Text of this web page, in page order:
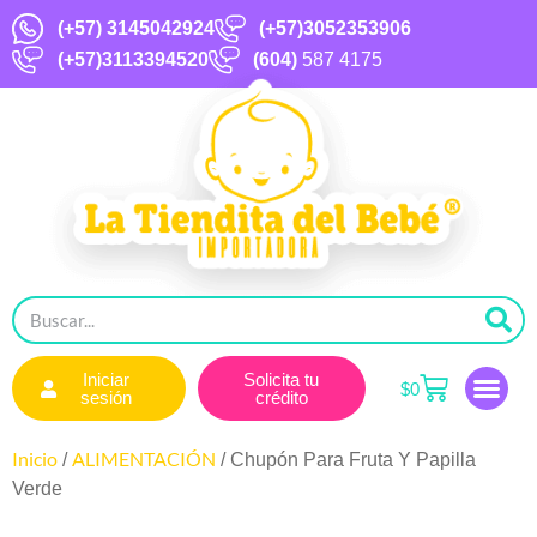
(+57) 3145042924
(+57)3052353906
(+57)3113394520
(604) 587 4175
Iniciar
sesión
Solicita tu
crédito
$0
Inicio /ALIMENTACIÓN / Chupón Para Fruta Y Papilla
Verde